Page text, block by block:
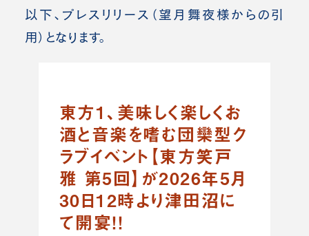
以下、プレスリリース（望月舞夜様 からの引
用）となります。
東方1、美味しく楽しくお
酒と音楽を嗜む団欒型ク
ラブイベント【東方笑戸
雅 第5回】が2026年5月
30日12時より津田沼に
て開宴！！